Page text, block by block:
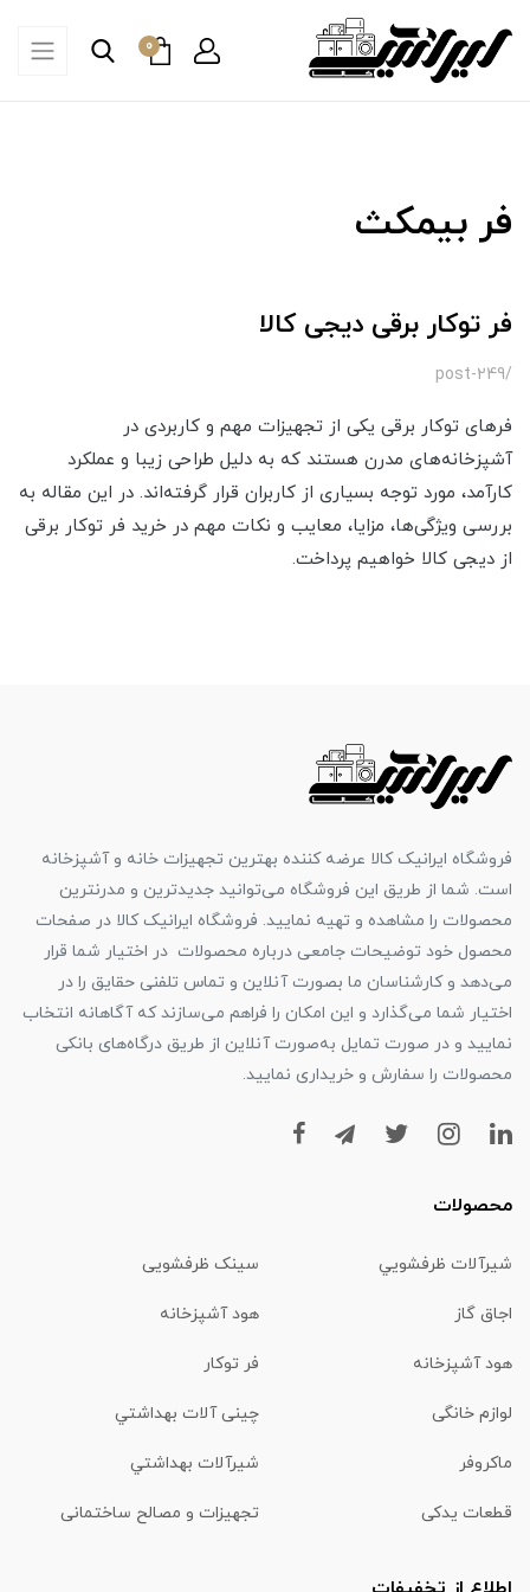
0
فر بیمکث
فر توکار برقی دیجی کالا
/post-249
فرهای توکار برقی یکی از تجهیزات مهم و کاربردی در
آشپزخانه‌های مدرن هستند که به دلیل طراحی زیبا و عملکرد
کارآمد، مورد توجه بسیاری از کاربران قرار گرفته‌اند. در این مقاله به
بررسی ویژگی‌ها، مزایا، معایب و نکات مهم در خرید فر توکار برقی
از دیجی کالا خواهیم پرداخت.
فروشگاه ایرانیک کالا عرضه کننده بهترین تجهیزات خانه و آشپزخانه
است. شما از طریق این فروشگاه می‌توانید جدیدترین و مدرنترین
محصولات را مشاهده و تهیه نمایید. فروشگاه ایرانیک کالا در صفحات
محصول خود توضیحات جامعی درباره محصولات در اختیار شما قرار
می‌دهد و کارشناسان ما بصورت آنلاین و تماس تلفنی حقایق را در
اختیار شما می‌گذارد و این امکان را فراهم می‌سازند که آگاهانه انتخاب
نمایید و در صورت تمایل به‌صورت آنلاین از طریق درگاه‌های بانکی
محصولات را سفارش و خریداری نمایید.
محصولات
شیرآلات ظرفشويي سینک ظرفشویی
اجاق گاز هود آشپزخانه
هود آشپزخانه فر توکار
لوازم خانگی چینی آلات بهداشتي
ماكروفر شیرآلات بهداشتي
قطعات یدکی تجهیزات و مصالح ساختمانی